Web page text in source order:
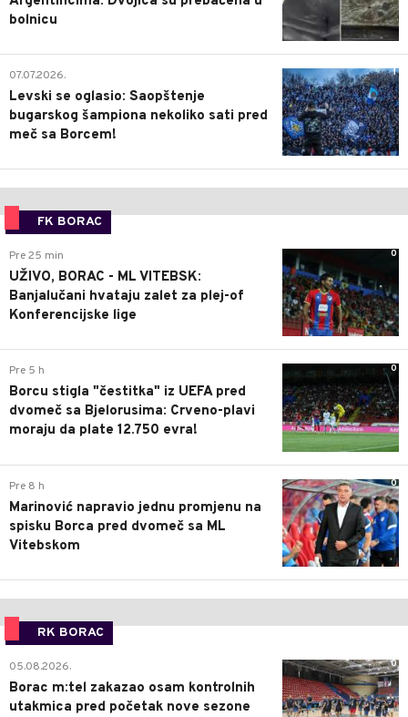
bolnicu
1
07.07.2026.
Levski se oglasio: Saopštenje
bugarskog šampiona nekoliko sati pred
meč sa Borcem!
FK BORAC
0
Pre 25 min
UŽIVO, BORAC - ML VITEBSK:
Banjalučani hvataju zalet za plej-of
Konferencijske lige
0
Pre 5 h
Borcu stigla "čestitka" iz UEFA pred
dvomeč sa Bjelorusima: Crveno-plavi
moraju da plate 12.750 evra!
0
Pre 8 h
Marinović napravio jednu promjenu na
spisku Borca pred dvomeč sa ML
Vitebskom
RK BORAC
0
05.08.2026.
Borac m:tel zakazao osam kontrolnih
utakmica pred početak nove sezone